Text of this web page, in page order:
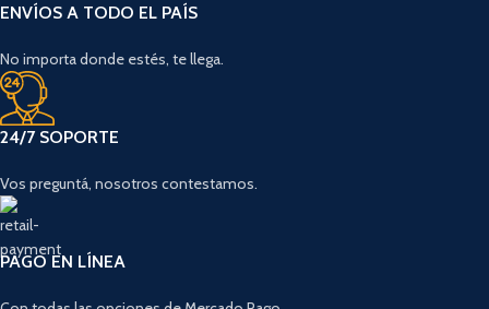
ENVÍOS A TODO EL PAÍS
No importa donde estés, te llega.
24/7 SOPORTE
Vos preguntá, nosotros contestamos.
PAGO EN LÍNEA